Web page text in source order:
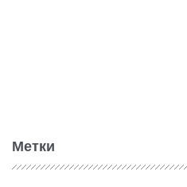
Метки